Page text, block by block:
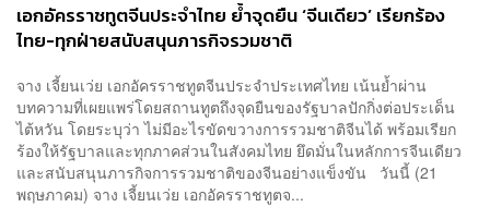
เอกอัครราชทูตจีนประจำไทย ย้ำจุดยืน ‘จีนเดียว’ เรียกร้อง
ไทย-ทุกฝ่ายสนับสนุนภารกิจรวมชาติ
จาง เจี้ยนเว่ย เอกอัครราชทูตจีนประจำประเทศไทย เน้นย้ำผ่าน
บทความที่เผยแพร่โดยสถานทูตถึงจุดยืนของรัฐบาลปักกิ่งต่อประเด็น
ไต้หวัน โดยระบุว่า ไม่มีอะไรขัดขวางการรวมชาติจีนได้ พร้อมเรียก
ร้องให้รัฐบาลและทุกภาคส่วนในสังคมไทย ยึดมั่นในหลักการจีนเดียว
และสนับสนุนภารกิจการรวมชาติของจีนอย่างแข็งขัน วันนี้ (21
พฤษภาคม) จาง เจี้ยนเว่ย เอกอัครราชทูตจ...